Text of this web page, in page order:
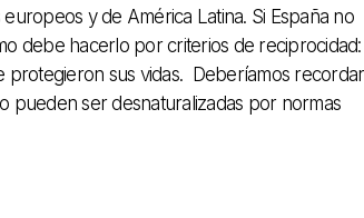
y de América Latina. Si España no
debe hacerlo por criterios de reciprocidad:
protegieron sus vidas. Deberíamos recordar
pueden ser desnaturalizadas por normas